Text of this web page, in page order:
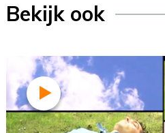
Bekijk ook